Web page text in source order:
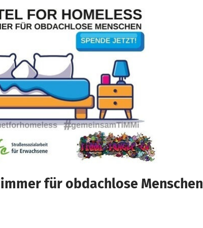
für obdachlose Menschen